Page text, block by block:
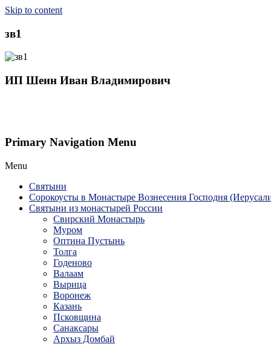
Skip to content
зв1
ИП Шеин Иван Владимирович
Primary Navigation Menu
Menu
Святыни
Сорокоусты в Монастыре Вознесения Господня
Святыни из монастырей России
Свирский Монастырь
Муром
Оптина Пустынь
Толга
Годеново
Валаам
Вырица
Воронеж
Казань
Псковщина
Санаксары
Архыз Домбай